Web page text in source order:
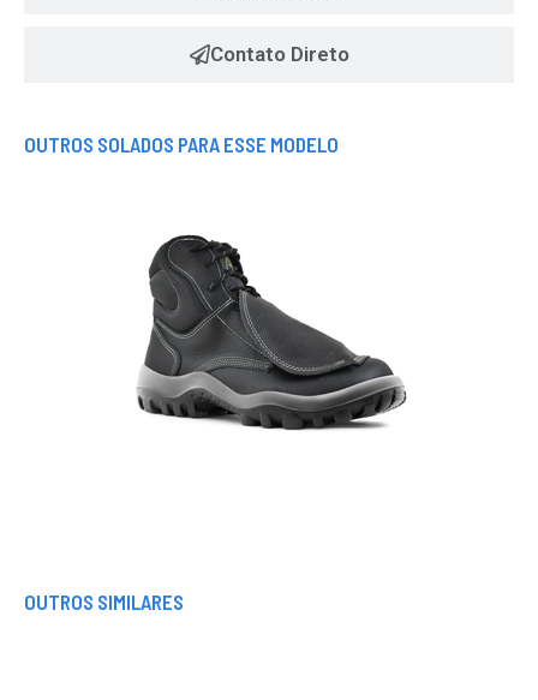
Contato Direto
OUTROS SOLADOS PARA ESSE MODELO
OUTROS SIMILARES